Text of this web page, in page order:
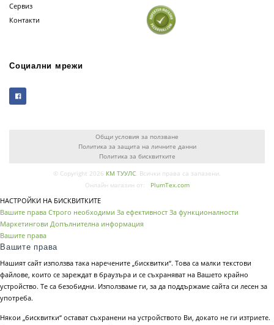
Сервиз
Контакти
Социални мрежи
Общи условия за ползване
Политика за защита на личните данни
Политика за бисквитките
© Copyright 2026 КМ ТУУЛС. Всички права са запазени.
Онлайн магазин от:
PlumTex.com
НАСТРОЙКИ НА БИСКВИТКИТЕ
Вашите права Строго необходими За ефективност За функционалности
Маркетингови Допълнителна информация
Вашите права
Вашите права
Нашият сайт използва така наречените „бисквитки“. Това са малки текстови
файлове, които се зареждат в браузъра и се съхраняват на Вашето крайно
устройство. Те са безобидни. Използваме ги, за да поддържаме сайта си лесен за
употреба.
Някои „бисквитки“ остават съхранени на устройството Ви, докато не ги изтриете.